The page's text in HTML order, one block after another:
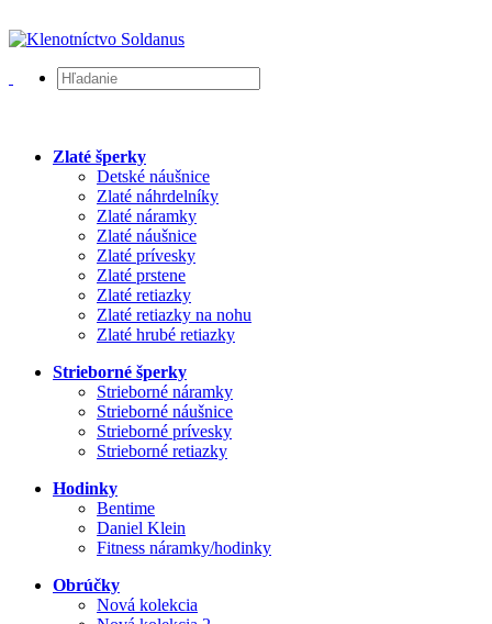
Zlaté šperky
Detské náušnice
Zlaté náhrdelníky
Zlaté náramky
Zlaté náušnice
Zlaté prívesky
Zlaté prstene
Zlaté retiazky
Zlaté retiazky na nohu
Zlaté hrubé retiazky
Strieborné šperky
Strieborné náramky
Strieborné náušnice
Strieborné prívesky
Strieborné retiazky
Hodinky
Bentime
Daniel Klein
Fitness náramky/hodinky
Obrúčky
Nová kolekcia